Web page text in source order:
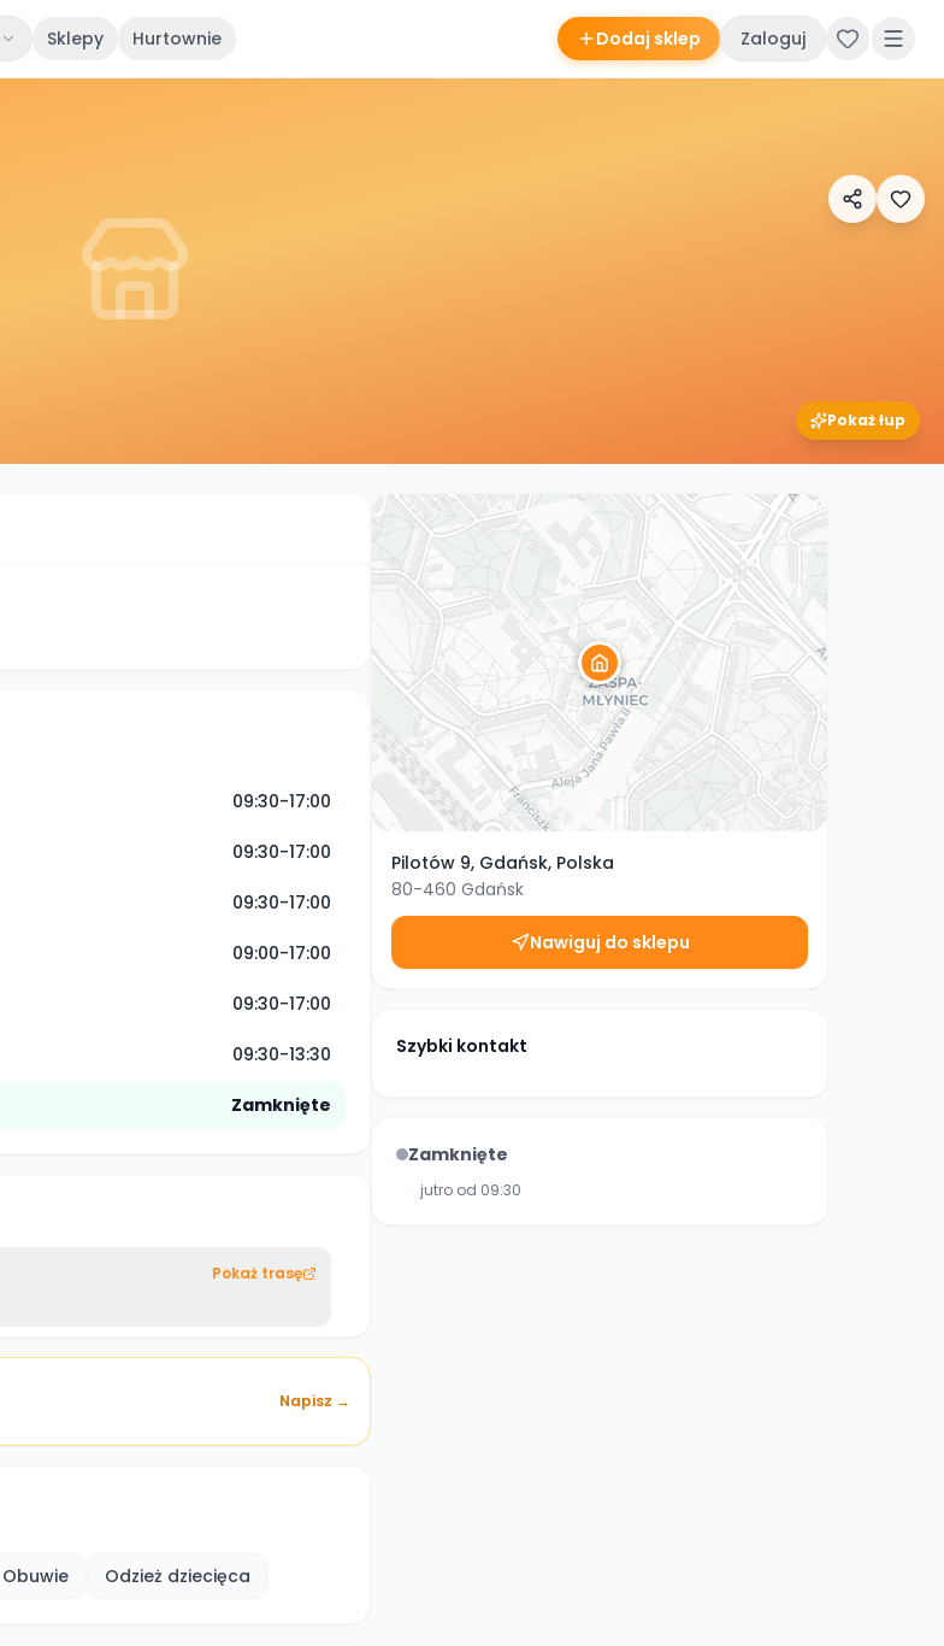
Sklepy Hurtownie Dodaj sklep Zaloguj
Pokaż łup
09:30-17:00
09:30-17:00
09:30-17:00
09:00-17:00
09:30-17:00
09:30-13:30
Zamknięte
Pokaż trasę
Napisz →
Obuwie Odzież dziecięca
Pilotów 9, Gdańsk, Polska
80-460 Gdańsk
Nawiguj do sklepu
Szybki kontakt
Zamknięte
jutro od 09:30